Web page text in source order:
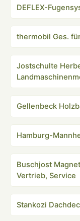
DEFLEX-
thermobil Ges.
Jostschulte
Gellenbeck
Hamburg-
Buschjost
Vertrieb, Service
Stankozi